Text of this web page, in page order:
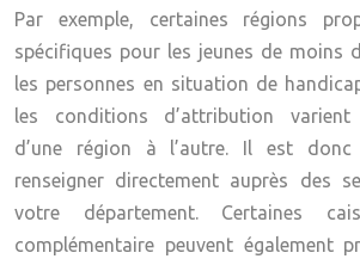
Par exemple, certaines régions
spécifiques pour les jeunes de moins
les personnes en situation de
les conditions d’attribution varient
d’une région à l’autre. Il est
renseigner directement auprès des
votre département. Certaines
complémentaire peuvent également